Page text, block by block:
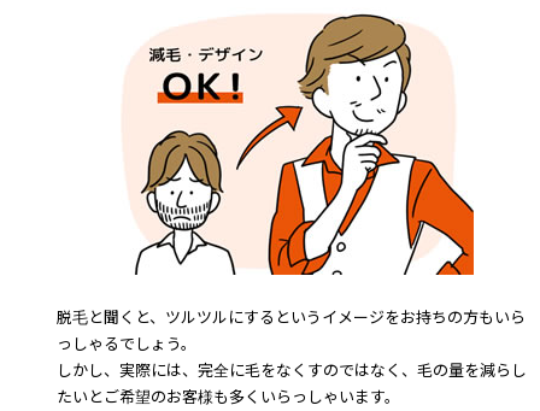
脱毛と聞くと、ツルツルにするというイメージをお持ちの方もいら
っしゃるでしょう。
しかし、実際には、完全に毛をなくすのではなく、毛の量を減らし
たいとご希望のお客様も多くいらっしゃいます。